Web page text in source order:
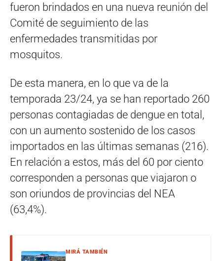
fueron brindados en una nueva reunión del
Comité de seguimiento de las
enfermedades transmitidas por
mosquitos.
De esta manera, en lo que va de la
temporada 23/24, ya se han reportado 260
personas contagiadas de dengue en total,
con un aumento sostenido de los casos
importados en las últimas semanas (216).
En relación a estos, más del 60 por ciento
corresponden a personas que viajaron o
son oriundos de provincias del NEA
(63,4%).
MIRÁ TAMBIÉN